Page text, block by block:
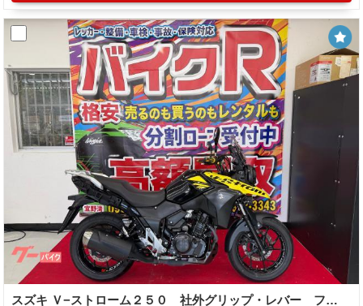
スズキ Ｖ−ストローム２５０ 社外グリップ・レバー フォグランプ